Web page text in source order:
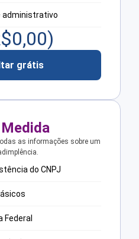
administrativo
0,00)
grátis
as informações sobre um
do CNPJ
Federal